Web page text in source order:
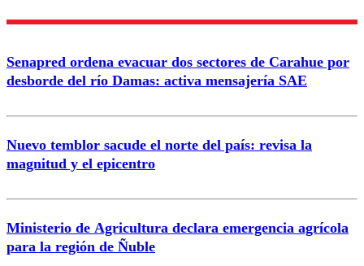
Correo
Senapred ordena evacuar dos sectores de Carahue por
desborde del río Damas: activa mensajería SAE
Nuevo temblor sacude el norte del país: revisa la
magnitud y el epicentro
Ministerio de Agricultura declara emergencia agrícola
para la región de Ñuble